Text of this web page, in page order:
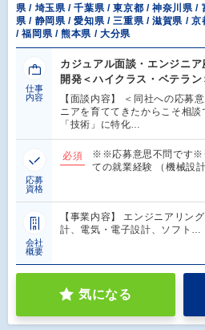
県 / 埼玉県 / 千葉県 / 東京都 / 神奈川県 /
県 / 静岡県 / 愛知県 / 三重県 / 滋賀県 /
/ 福岡県 / 熊本県 / 大分県
仕事
内容
カジュアル面談・エンジニ
開発＜ハイクラス・ベテラン
【面談内容】 ＜同社への応募
ニアを育ててきたからこそ相
「技術」に特化…
応募
資格
必須
※※応募意思不問です
ての就業経験 （機械設
会社
概要
【事業内容】 エンジニアリン
計、電気・電子設計、ソフト…
気になる